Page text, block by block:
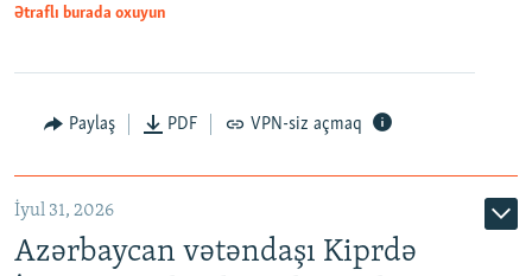
Ətraflı burada oxuyun
Paylaş PDF VPN-siz açmaq
İyul 31, 2026
Azərbaycan vətəndaşı Kiprdə